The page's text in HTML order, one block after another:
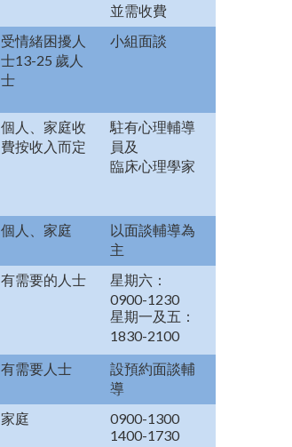
並需收費
受情緒困擾人
士13-25 歲人
士
小組面談
個人、家庭收
費按收入而定
駐有心理輔導
員及
臨床心理學家
個人、家庭
以面談輔導為
主
有需要的人士
星期六：
0900-1230
星期一及五：
1830-2100
有需要人士
設預約面談輔
導
家庭
0900-1300
1400-1730